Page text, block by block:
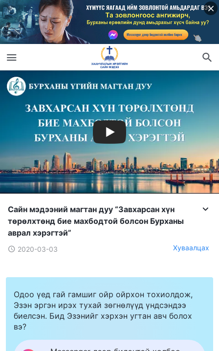
Сайн мэдээний магтан дуу “Завхарсан хүн
төрөлхтөнд бие махбодтой болсон Бурханы
аврал хэрэгтэй”
2020-03-03 Хуваалцах
Одоо үед гай гамшиг ойр ойрхон тохиолдож,
Эзэн эргэн ирэх тухай зөгнөлүүд үндсэндээ
биелсэн. Бид Эзэнийг хэрхэн угтан авч болох
вэ?